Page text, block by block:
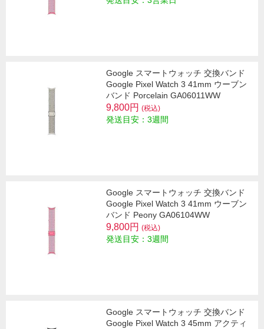
Google スマートウォッチ 交換バンド
Google Pixel Watch 3 41mm ウーブン
バンド Porcelain GA06011WW
9,800円 (税込)
発送目安：3週間
Google スマートウォッチ 交換バンド
Google Pixel Watch 3 41mm ウーブン
バンド Peony GA06104WW
9,800円 (税込)
発送目安：3週間
Google スマートウォッチ 交換バンド
Google Pixel Watch 3 45mm アクティ